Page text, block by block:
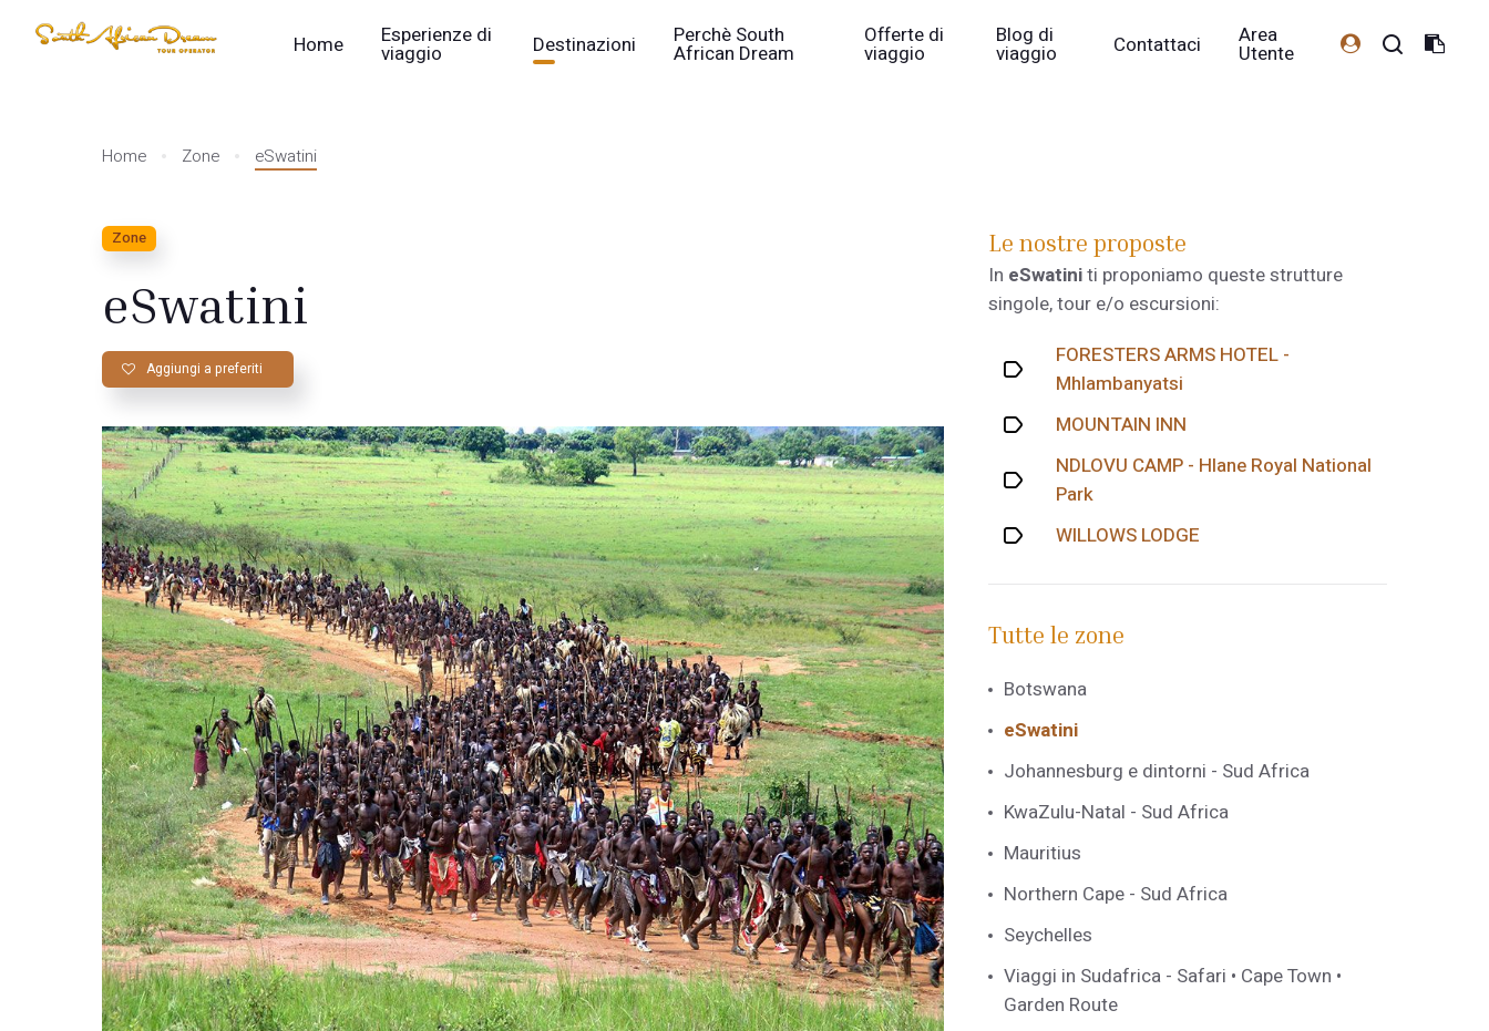
Home Esperienze di
viaggio Destinazioni Perchè South
African Dream
Offerte di
viaggio
Blog di
viaggio Contattaci Area
Utente
Home Zone eSwatini
Zone
eSwatini
Aggiungi a preferiti
Le nostre proposte
In eSwatiniti proponiamo queste strutture
singole, tour e/o escursioni:
FORESTERS ARMS HOTEL -
Mhlambanyatsi
MOUNTAIN INN
NDLOVU CAMP - Hlane Royal National
Park
WILLOWS LODGE
Tutte le zone
Botswana
eSwatini
Johannesburg e dintorni - Sud Africa
KwaZulu-Natal - Sud Africa
Mauritius
Northern Cape - Sud Africa
Seychelles
Viaggi in Sudafrica - Safari • Cape Town •
Garden Route